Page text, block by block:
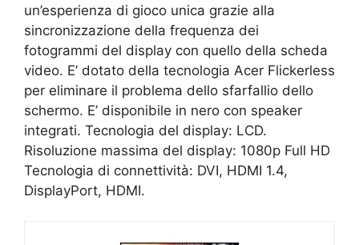
un’esperienza di gioco unica grazie alla
sincronizzazione della frequenza dei
fotogrammi del display con quello della scheda
video. E’ dotato della tecnologia Acer Flickerless
per eliminare il problema dello sfarfallio dello
schermo. E’ disponibile in nero con speaker
integrati. Tecnologia del display: LCD.
Risoluzione massima del display: 1080p Full HD
Tecnologia di connettività: DVI, HDMI 1.4,
DisplayPort, HDMI.